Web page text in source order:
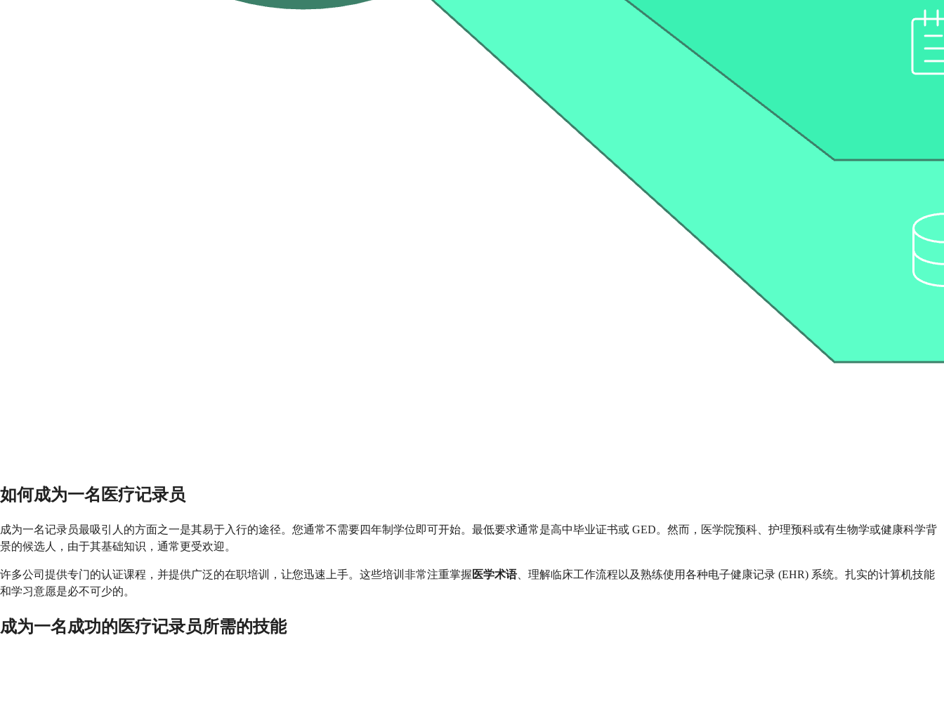
如何成为一名医疗记录员
成为一名记录员最吸引人的方面之一是其易于入行的途径。您通常不需要四年制学位即可开始。最低要求通常是高中毕业证书或 GED。然而，医学院预科、护理预科或有生物学或健康科学背
景的候选人，由于其基础知识，通常更受欢迎。
许多公司提供专门的认证课程，并提供广泛的在职培训，让您迅速上手。这些培训非常注重掌握 医学术语、理解临床工作流程以及熟练使用各种电子健康记录 (EHR) 系统。扎实的计算机技能
和学习意愿是必不可少的。
成为一名成功的医疗记录员所需的技能